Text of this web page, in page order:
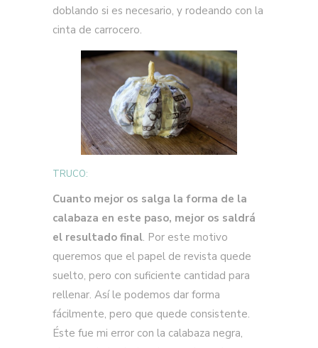
doblando si es necesario, y rodeando con la
cinta de carrocero.
TRUCO:
Cuanto mejor os salga la forma de la
calabaza en este paso, mejor os saldrá
el resultado final. Por este motivo
queremos que el papel de revista quede
suelto, pero con suficiente cantidad para
rellenar. Así le podemos dar forma
fácilmente, pero que quede consistente.
Éste fue mi error con la calabaza negra,